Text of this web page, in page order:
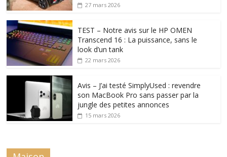
27 mars 2026
TEST – Notre avis sur le HP OMEN
Transcend 16 : La puissance, sans le
look d’un tank
22 mars 2026
Avis – J’ai testé SimplyUsed : revendre
son MacBook Pro sans passer par la
jungle des petites annonces
15 mars 2026